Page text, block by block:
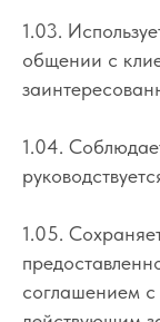
1.03.
общении с
1.04.
1.05.
соглашением